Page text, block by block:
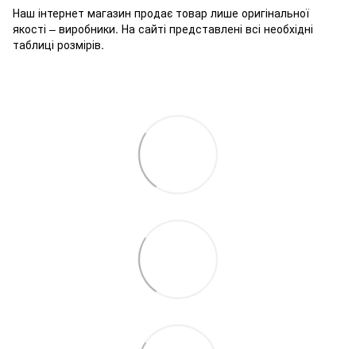
Наш інтернет магазин продає товар лише оригінальної
якості – виробники. На сайті представлені всі необхідні
таблиці розмірів.